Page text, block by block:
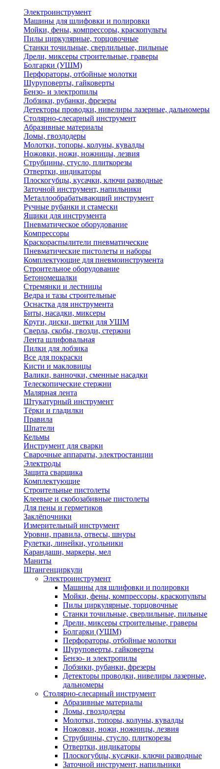
Электроинструмент
Машины для шлифовки и полировки
Мойки, фены, компрессоры, краскопульты
Пилы циркулярные, торцовочные
Станки точильные, сверлильные, пильные
Дрели, миксеры строительные, граверы
Болгарки (УШМ)
Перфораторы, отбойные молотки
Шуруповерты, гайковерты
Бензо- и электропилы
Лобзики, рубанки, фрезеры
Детекторы проводки, нивелиры лазерные, дальномеры
Столярно-слесарный инструмент
Абразивные материалы
Ломы, гвоздодеры
Молотки, топоры, колуны, кувалды
Ножовки, ножи, ножницы, лезвия
Струбцины, стусло, плиткорезы
Отвертки, индикаторы
Плоскогубцы, кусачки, ключи разводные
Заточной инструмент, напильники
Металлообрабатывающий инструмент
Ручные рубанки и стамески
Ящики для инструмента
Пневматическое оборудование
Компрессоры
Краскораспылители пневматические
Пневматические пистолеты и наборы
Комплектующие для пневмоинструмента
Строительное оборудование
Бетономешалки
Стремянки и лестницы
Ведра и тазы строительные
Оснастка для инструмента
Биты, насадки, миксеры
Круги, диски, щетки для УШМ
Сверла, скобы, гвозди, стержни
Лента шлифовальная
Пилки для лобзика
Все для покраски
Кисти и макловицы
Валики, ванночки, сменные насадки
Телескопические стержни
Малярная лента
Штукатурный инструмент
Тёрки и гладилки
Правила
Шпатели
Кельмы
Инструмент для сварки
Сварочные аппараты, электростанции
Электроды
Защита сварщика
Комплектующие
Строительные пистолеты
Клеевые и скобозабивные пистолеты
Для пены и герметиков
Заклёпочники
Измерительный инструмент
Уровни, правила, отвесы, шнуры
Рулетки, линейки, угольники
Карандаши, маркеры, мел
Маниты
Штангенциркули
Электроинструмент
Машины для шлифовки и полировки
Мойки, фены, компрессоры, краскопульты
Пилы циркулярные, торцовочные
Станки точильные, сверлильные, пильные
Дрели, миксеры строительные, граверы
Болгарки (УШМ)
Перфораторы, отбойные молотки
Шуруповерты, гайковерты
Бензо- и электропилы
Лобзики, рубанки, фрезеры
Детекторы проводки, нивелиры лазерные,
дальномеры
Столярно-слесарный инструмент
Абразивные материалы
Ломы, гвоздодеры
Молотки, топоры, колуны, кувалды
Ножовки, ножи, ножницы, лезвия
Струбцины, стусло, плиткорезы
Отвертки, индикаторы
Плоскогубцы, кусачки, ключи разводные
Заточной инструмент, напильники